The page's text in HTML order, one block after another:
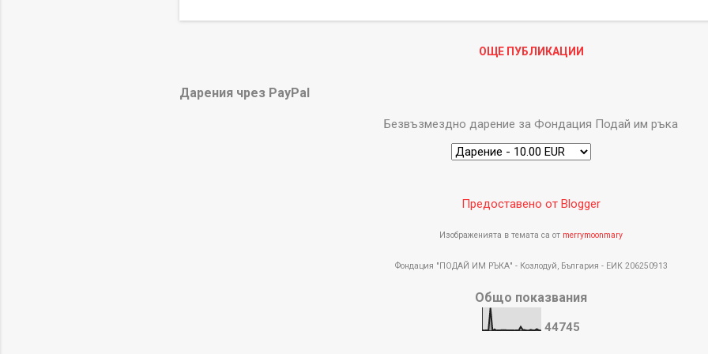
"ПОДАЙ ИМ РЪКА" е офиациален документ съдържащ уникален
ОЩЕ ПУБЛИКАЦИИ
Дарения чрез PayPal
Безвъзмездно дарение за Фондация Подай им ръка
Предоставено от Blogger
Изображенията в темата са от merrymoonmary
Фондация "ПОДАЙ ИМ РЪКА" - Козлодуй, България - ЕИК 206250913
Общо показвания
44745